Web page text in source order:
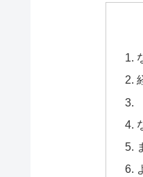
退職後
「教え
で、段階